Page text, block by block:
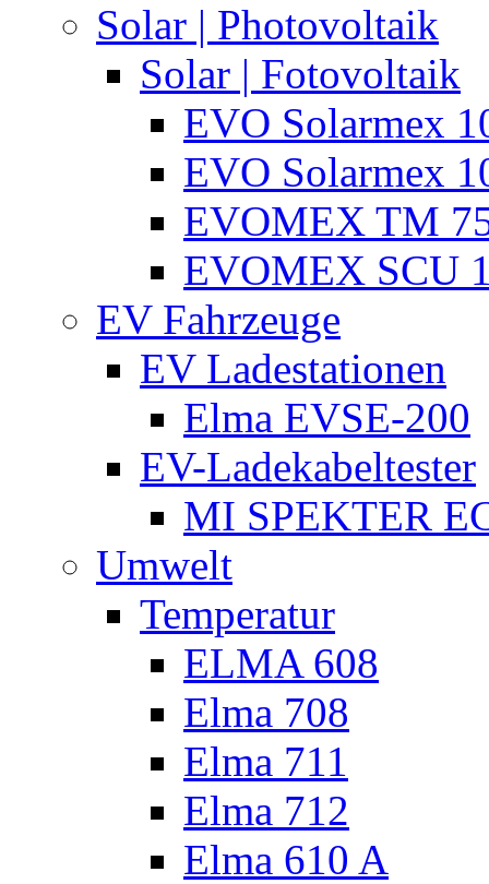
Solar | Photovoltaik
Solar | Fotovoltaik
EVO Solarmex
EVO Solarmex
EVOMEX TM
EVOMEX SCU
EV Fahrzeuge
EV Ladestationen
Elma EVSE-200
EV-Ladekabeltester
MI SPEKTER
Umwelt
Temperatur
ELMA 608
Elma 708
Elma 711
Elma 712
Elma 610 A